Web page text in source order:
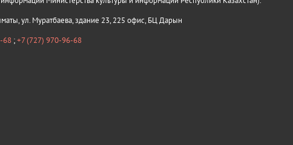
ул. Муратбаева, здание 23, 225 офис, БЦ Дарын
68 ;+7 (727) 970-96-68